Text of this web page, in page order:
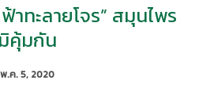
ทะลายโจร” สมุนไพร
คุ้มกัน
พ.ค. 5, 2020